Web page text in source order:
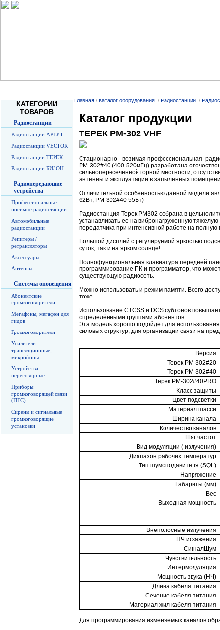
КАТЕГОРИИ
ТОВАРОВ
Радиостанции
Радиостанции АРГУТ
Радиостанции VECTOR
Радиостанции ТЕРЕК
Радиостанции БИЗОН
Радиопередающие
устройства
Профессиональные
носимые радиостанции
Автомобильные
радиостанции
Репитеры /
ретрансляторы
Аксессуары
Антенны
Системы оповещения
Абонентские
громкоговорители
Мегафоны, мегафон для
гидов
Громкоговорители
Усилители
трансляционные,
микрофоны
Устройства
переговорные
Приборы
громкоговорящей связи
(ПГС)
Сирены и сигнальные
громкоговорящие
установки
Главная / Каталог оборудования / Радиостанции /
Каталог продукции
ТЕРЕК РМ-302 VHF
Стационарно - возимая профессиональная
РМ-302#40 (400-520мГц) разработана
сильнопересеченной горной местности,
антенны и эксплуатации в запыленных
Отличительной особенностью данной модели
62Вт, РМ-302#40 55Вт)
Радиостанция Терек РМ302 собрана в
устанавливать ее на вибронагруженную
передатчика при интенсивной работе на полную
Большой дисплей с регулируемой яркостью
суток, так и на ярком солнце!
Полнофункциональная клавиатура передней
программирование ПК и программатор, что
существующую радиосеть.
Можно использовать и режим памяти. Всего
тоже.
Использование CTCSS и DCS субтонов
определёнными группами абонентов.
Эта модель хорошо подойдет для
силовых структур, для организации связи на
Версия
Терек РM-302#20
Терек РМ-302#40
Терек РМ-302#40PRO
Класс защиты
Цвет подсветки
Материал шасси
Ширина канала
Количество каналов
Шаг частот
Вид модуляции ( излучения)
Диапазон рабочих температур
Тип шумоподавителя (SQL)
Напряжение
Габариты (мм)
Вес
Выходная мощность
Внеполосные излучения
НЧ искажения
СигналШум
Чувствительность
Интермодуляция
Мощность звука (НЧ)
Длина кабеля питания
Сечение кабеля питания
Материал жил кабеля питания
Для программирования изменяемых каналов